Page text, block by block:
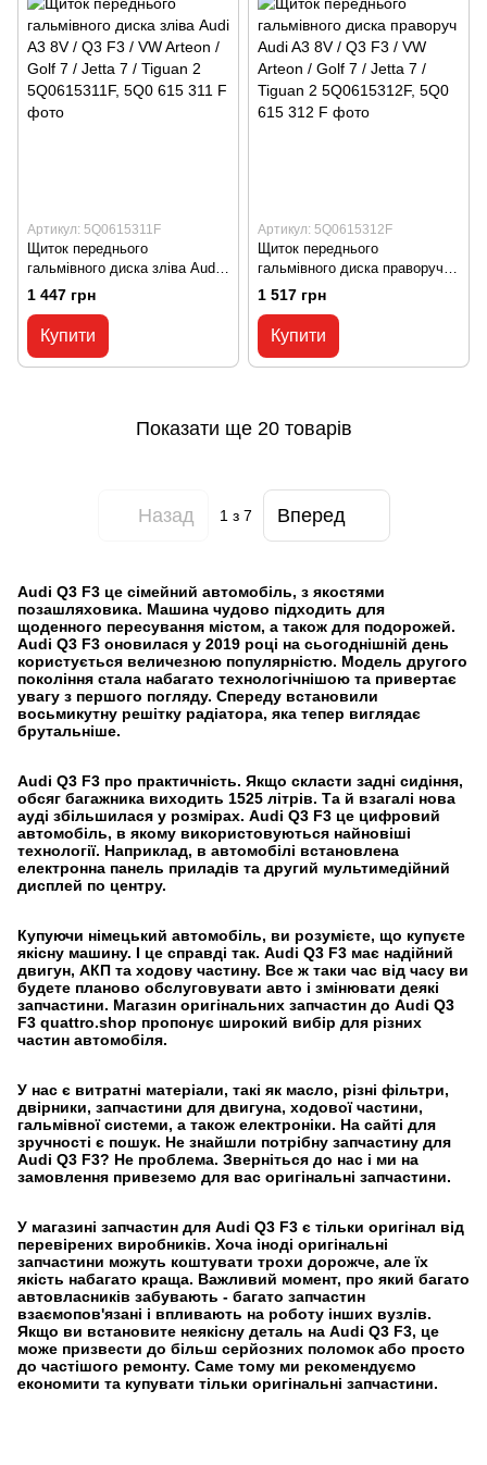
Артикул: 5Q0615311F
Щиток переднього
гальмівного диска зліва Audi
A3 8V / Q3 F3 / VW Arteon /
Golf 7 / Jetta 7 / Tiguan 2
5Q0615311F, 5Q0 615 311 F
1 447 грн
Купити
Артикул: 5Q0615312F
Щиток переднього
гальмівного диска праворуч
Audi A3 8V / Q3 F3 / VW
Arteon / Golf 7 / Jetta 7 /
Tiguan 2 5Q0615312F, 5Q0 615
312 F
1 517 грн
Купити
Показати ще 20 товарів
Назад 1з 7 Вперед
Audi Q3 F3 це сімейний автомобіль, з якостями
позашляховика. Машина чудово підходить для
щоденного пересування містом, а також для подорожей.
Audi Q3 F3 оновилася у 2019 році на сьогоднішній день
користується величезною популярністю. Модель другого
покоління стала набагато технологічнішою та привертає
увагу з першого погляду. Спереду встановили
восьмикутну решітку радіатора, яка тепер виглядає
брутальніше.
Audi Q3 F3 про практичність. Якщо скласти задні сидіння,
обсяг багажника виходить 1525 літрів. Та й взагалі нова
ауді збільшилася у розмірах. Audi Q3 F3 це цифровий
автомобіль, в якому використовуються найновіші
технології. Наприклад, в автомобілі встановлена
електронна панель приладів та другий мультимедійний
дисплей по центру.
Купуючи німецький автомобіль, ви розумієте, що купуєте
якісну машину. І це справді так. Audi Q3 F3 має надійний
двигун, АКП та ходову частину. Все ж таки час від часу ви
будете планово обслуговувати авто і змінювати деякі
запчастини. Магазин оригінальних запчастин до Audi Q3
F3 quattro.shop пропонує широкий вибір для різних
частин автомобіля.
У нас є витратні матеріали, такі як масло, різні фільтри,
двірники, запчастини для двигуна, ходової частини,
гальмівної системи, а також електроніки. На сайті для
зручності є пошук. Не знайшли потрібну запчастину для
Audi Q3 F3? Не проблема. Зверніться до нас і ми на
замовлення привеземо для вас оригінальні запчастини.
У магазині запчастин для Audi Q3 F3 є тільки оригінал від
перевірених виробників. Хоча іноді оригінальні
запчастини можуть коштувати трохи дорожче, але їх
якість набагато краща. Важливий момент, про який багато
автовласників забувають - багато запчастин
взаємопов'язані і впливають на роботу інших вузлів.
Якщо ви встановите неякісну деталь на Audi Q3 F3, це
може призвести до більш серйозних поломок або просто
до частішого ремонту. Саме тому ми рекомендуємо
економити та купувати тільки оригінальні запчастини.